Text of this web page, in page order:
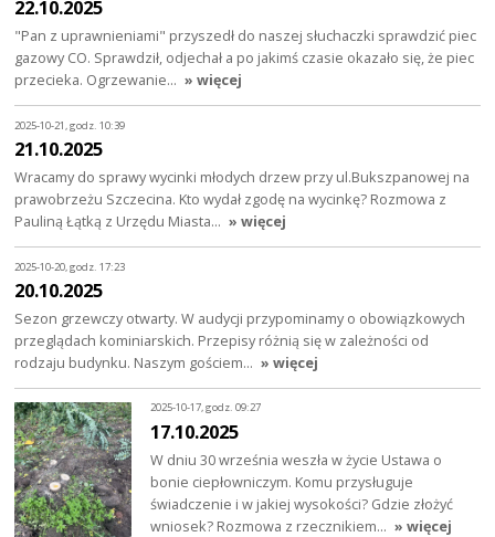
22.10.2025
"Pan z uprawnieniami" przyszedł do naszej słuchaczki sprawdzić piec
gazowy CO. Sprawdził, odjechał a po jakimś czasie okazało się, że piec
przecieka. Ogrzewanie… » więcej
2025-10-21, godz. 10:39
21.10.2025
Wracamy do sprawy wycinki młodych drzew przy ul.Bukszpanowej na
prawobrzeżu Szczecina. Kto wydał zgodę na wycinkę? Rozmowa z
Pauliną Łątką z Urzędu Miasta… » więcej
2025-10-20, godz. 17:23
20.10.2025
Sezon grzewczy otwarty. W audycji przypominamy o obowiązkowych
przeglądach kominiarskich. Przepisy różnią się w zależności od
rodzaju budynku. Naszym gościem… » więcej
2025-10-17, godz. 09:27
17.10.2025
W dniu 30 września weszła w życie Ustawa o
bonie ciepłowniczym. Komu przysługuje
świadczenie i w jakiej wysokości? Gdzie złożyć
wniosek? Rozmowa z rzecznikiem… » więcej